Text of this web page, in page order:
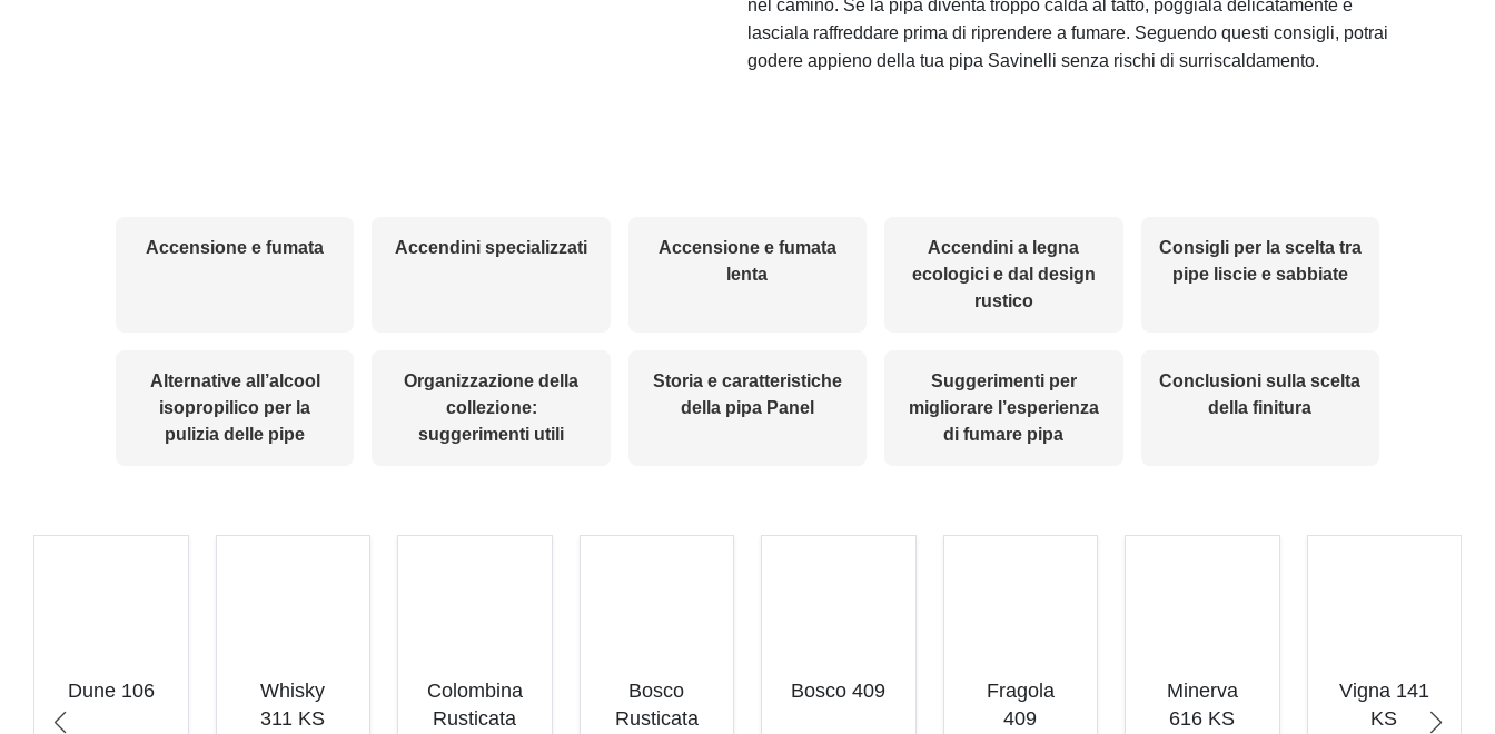
nel camino. Se la pipa diventa troppo calda al tatto, poggiala delicatamente e
lasciala raffreddare prima di riprendere a fumare. Seguendo questi consigli, potrai
godere appieno della tua pipa Savinelli senza rischi di surriscaldamento.
Accensione e fumata Accendini specializzati
Accensione e fumata
lenta
Accendini a legna
ecologici e dal design
rustico
Consigli per la scelta tra
pipe liscie e sabbiate
Alternative all’alcool
isopropilico per la
pulizia delle pipe
Organizzazione della
collezione:
suggerimenti utili
Storia e caratteristiche
della pipa Panel
Suggerimenti per
migliorare l’esperienza
di fumare pipa
Conclusioni sulla scelta
della finitura
Dune 106
Whisky
311 KS
Colombina
Rusticata
Bosco
Rusticata
Bosco 409
Fragola
409
Minerva
616 KS
Vigna 141
KS